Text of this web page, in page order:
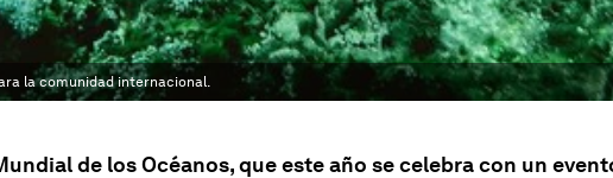
la comunidad internacional.
de los Océanos, que este año se celebra con un